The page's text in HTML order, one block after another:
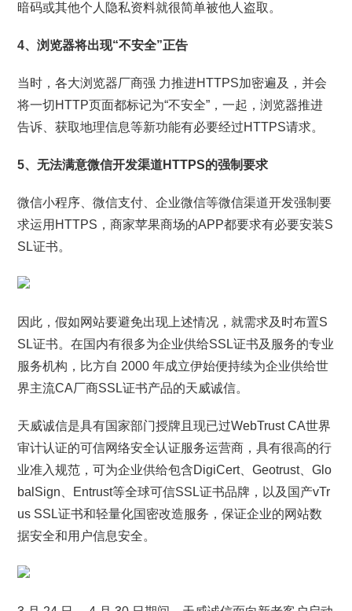
暗码或其他个人隐私资料就很简单被他人盗取。
4、浏览器将出现“不安全”正告
当时，各大浏览器厂商强 力推进HTTPS加密遍及，并会
将一切HTTP页面都标记为“不安全”，一起，浏览器推进
告诉、获取地理信息等新功能有必要经过HTTPS请求。
5、无法满意微信开发渠道HTTPS的强制要求
微信小程序、微信支付、企业微信等微信渠道开发强制要
求运用HTTPS，商家苹果商场的APP都要求有必要安装S
SL证书。
因此，假如网站要避免出现上述情况，就需求及时布置S
SL证书。在国内有很多为企业供给SSL证书及服务的专业
服务机构，比方自 2000 年成立伊始便持续为企业供给世
界主流CA厂商SSL证书产品的天威诚信。
天威诚信是具有国家部门授牌且现已过WebTrust CA世界
审计认证的可信网络安全认证服务运营商，具有很高的行
业准入规范，可为企业供给包含DigiCert、Geotrust、Glo
balSign、Entrust等全球可信SSL证书品牌，以及国产vTr
us SSL证书和轻量化国密改造服务，保证企业的网站数
据安全和用户信息安全。